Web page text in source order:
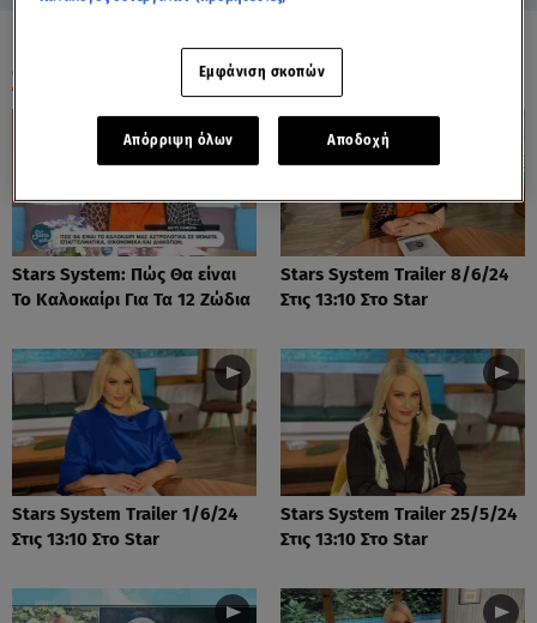
ΟΛΑ ΤΑ ΒΙΝΤΕΟ
Stars System: Πώς Θα είναι
Το Καλοκαίρι Για Τα 12 Ζώδια
Stars System Trailer 8/6/24
Στις 13:10 Στο Star
Stars System Trailer 1/6/24
Στις 13:10 Στο Star
Stars System Trailer 25/5/24
Στις 13:10 Στο Star
Εμφάνιση σκοπών
Απόρριψη όλων Αποδοχή